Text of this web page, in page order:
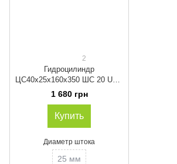
2
Гидроцилиндр
ЦС40х25х160х350 ШС 20 UBG
импортный вариант
1 680 грн
Купить
Диаметр штока
25 мм